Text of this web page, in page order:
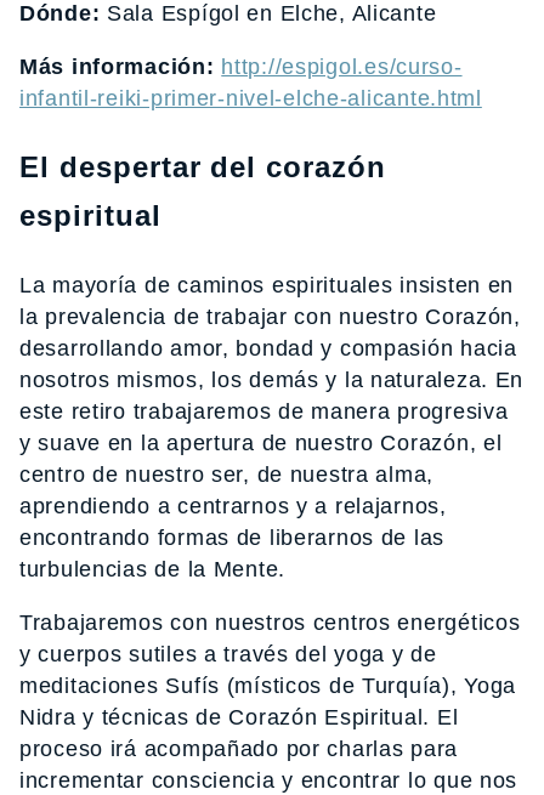
Dónde: Sala Espígol en Elche, Alicante
Más información: http://espigol.es/curso-
infantil-reiki-primer-nivel-elche-alicante.html
El despertar del corazón
espiritual
La mayoría de caminos espirituales insisten en
la prevalencia de trabajar con nuestro Corazón,
desarrollando amor, bondad y compasión hacia
nosotros mismos, los demás y la naturaleza. En
este retiro trabajaremos de manera progresiva
y suave en la apertura de nuestro Corazón, el
centro de nuestro ser, de nuestra alma,
aprendiendo a centrarnos y a relajarnos,
encontrando formas de liberarnos de las
turbulencias de la Mente.
Trabajaremos con nuestros centros energéticos
y cuerpos sutiles a través del yoga y de
meditaciones Sufís (místicos de Turquía), Yoga
Nidra y técnicas de Corazón Espiritual. El
proceso irá acompañado por charlas para
incrementar consciencia y encontrar lo que nos